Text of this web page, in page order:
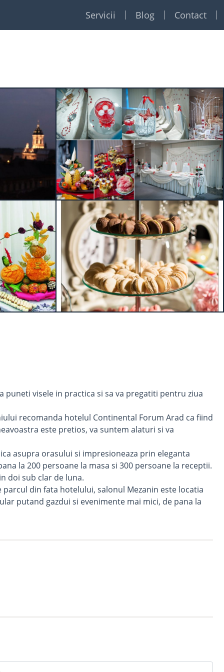
Servicii
Foto Video
Dj
Event planner
Blog Contact
visele in practica si sa va pregatiti pentru ziua
recomanda hotelul Continental Forum Arad ca fiind
este pretios, va suntem alaturi si va
asupra orasului si impresioneaza prin eleganta
la 200 persoane la masa si 300 persoane la receptii.
doi sub clar de luna.
din fata hotelului, salonul Mezanin este locatia
putand gazdui si evenimente mai mici, de pana la